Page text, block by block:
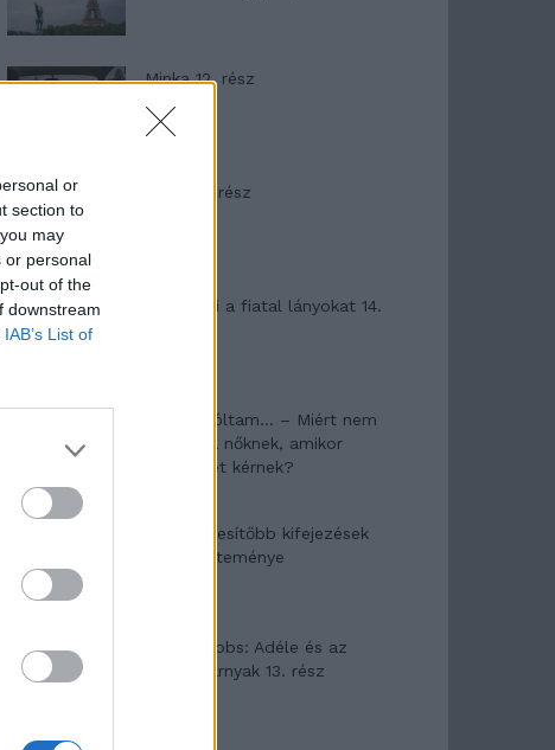
or
section to
may
or personal
out of the
downstream
IAB’s List of
Minka 12. rész
Minka 11. rész
T. szereti a fiatal lányokat 14.
Pedig szóltam… – Miért nem
hiszünk a nőknek, amikor
segítséget kérnek?
A legidegesítőbb kifejezések
laza gyűjteménye
Elyna Robbs: Adéle és az
örökölt árnyak 13. rész